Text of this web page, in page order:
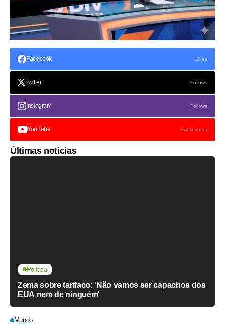
Facebook Likes
Twitter Follows
Instagram Follows
YouTube Subscribers
Últimas notícias
Política
Zema sobre tarifaço: 'Não vamos ser capachos dos
EUA nem de ninguém'
Mundo